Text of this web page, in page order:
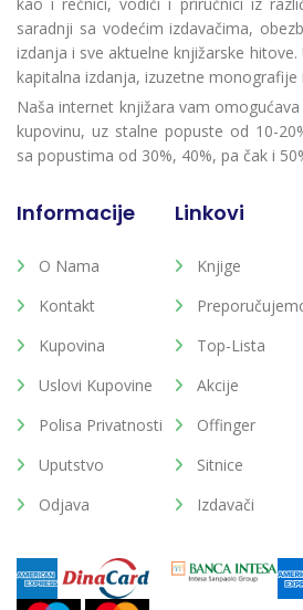
saradnji sa vodećim izdavačima,
izdanja i sve aktuelne knjižarske
kapitalna izdanja, izuzetne monografije
Naša internet knjižara vam
kupovinu, uz stalne popuste od 10-
sa popustima od 30%, 40%, pa čak i
Informacije
O Nama
Kontakt
Kupovina
Uslovi Kupovine
Polisa Privatnosti
Uputstvo
Odjava
Linkovi
Knjige
Top-Lista
Akcije
Offinger
Sitnice
Izdavači